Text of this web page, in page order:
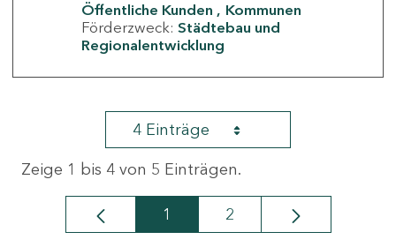
Öffentliche Kunden
Kommunen
Förderzweck: Städtebau und
Regionalentwicklung
4 Einträge
Zeige 1 bis 4 von 5 Einträgen.
Seite
1 Seite
2